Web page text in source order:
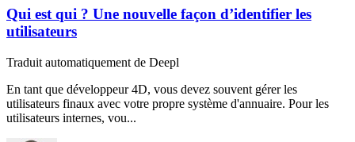
Qui est qui ? Une nouvelle façon d’identifier les
utilisateurs
Traduit automatiquement de Deepl
En tant que développeur 4D, vous devez souvent gérer les
utilisateurs finaux avec votre propre système d'annuaire. Pour les
utilisateurs internes, vou...